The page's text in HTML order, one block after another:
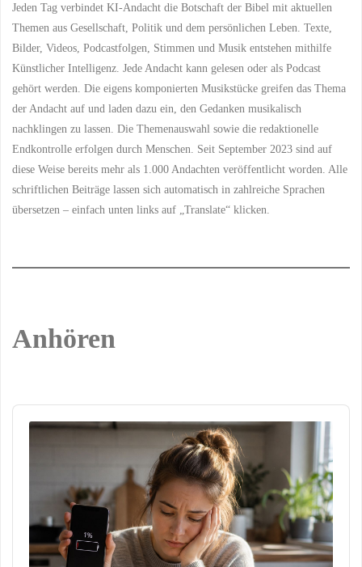
danach
Jeden Tag verbindet KI-Andacht die Botschaft der Bibel mit aktuellen
Themen aus Gesellschaft, Politik und dem persönlichen Leben. Texte,
Bilder, Videos, Podcastfolgen, Stimmen und Musik entstehen mithilfe
Künstlicher Intelligenz. Jede Andacht kann gelesen oder als Podcast
gehört werden. Die eigens komponierten Musikstücke greifen das Thema
der Andacht auf und laden dazu ein, den Gedanken musikalisch
nachklingen zu lassen. Die Themenauswahl sowie die redaktionelle
Endkontrolle erfolgen durch Menschen. Seit September 2023 sind auf
diese Weise bereits mehr als 1.000 Andachten veröffentlicht worden. Alle
schriftlichen Beiträge lassen sich automatisch in zahlreiche Sprachen
übersetzen – einfach unten links auf „Translate“ klicken.
Anhören
Audio
Player